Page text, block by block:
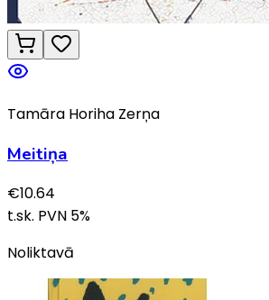
Tamāra Horiha Zerņa
Meitiņa
€10.64
t.sk. PVN 5%
Noliktavā